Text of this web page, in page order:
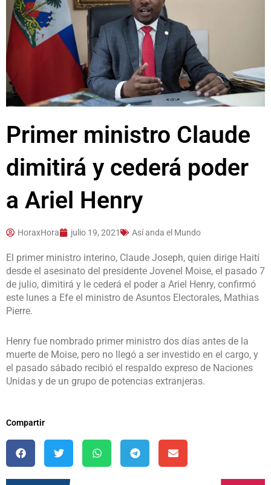
Primer ministro Claude
dimitirá y cederá poder
a Ariel Henry
HoraxHora julio 19, 2021 Así anda el Mundo
El primer ministro interino, Claude Joseph, quien dirige Haití
desde el asesinato del presidente Jovenel Moise, el pasado 7
de julio, dimitirá y le cederá el poder a Ariel Henry, confirmó
este lunes a Efe el ministro de Asuntos Electorales, Mathias
Pierre.
Henry fue nombrado primer ministro dos días antes de la
muerte de Moise, pero no llegó a ser investido en el cargo, y
el pasado sábado recibió el respaldo expreso de Naciones
Unidas y de un grupo de potencias extranjeras.
Compartir